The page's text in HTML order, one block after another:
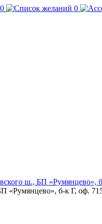
0 0
ш., БП «Румянцево»,
«Румянцево», б-к Г, оф.